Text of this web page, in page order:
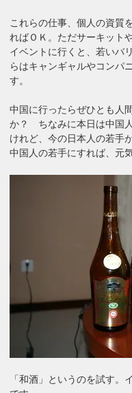
これらの仕事、個人の資質
ればＯＫ。ただサーキット
イベントに行くと、若いバ
らはキャンギャルやコンパ
す。
中国に行ったらぜひとも人
か？ ちなみに本日は中国
けれど、今の日本人の若手
中国人の若手にすれば、元
「和酒」というのを試す。